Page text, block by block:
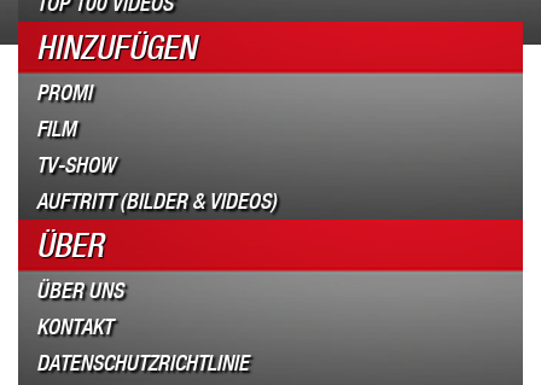
HINZUFÜGEN
PROMI
FILM
TV-SHOW
AUFTRITT (BILDER & VIDEOS)
ÜBER
ÜBER UNS
KONTAKT
DATENSCHUTZRICHTLINIE